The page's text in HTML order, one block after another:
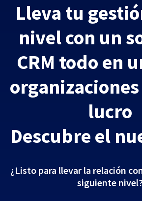
Lleva tu
nivel con un
CRM todo en
lucro
Descubre el
¿Listo para llevar la relación
siguiente